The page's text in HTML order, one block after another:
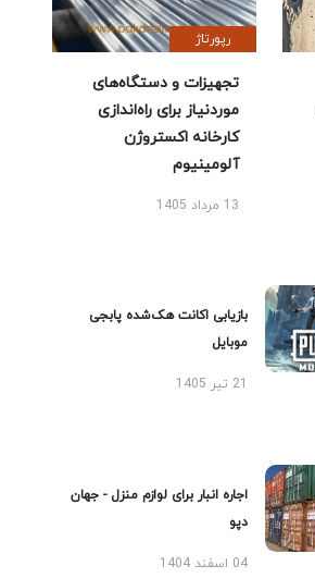
رپورتاژ
تجهیزات و دستگاه‌های
موردنیاز برای راه‌اندازی
کارخانه اکستروژن
آلومینیوم
13 مرداد 1405
بازیابی اکانت هک‌شده پابجی
موبایل
21 تیر 1405
اجاره انبار برای لوازم منزل - جهان
دپو
04 اسفند 1404